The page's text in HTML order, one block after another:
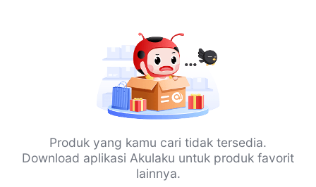
Produk yang kamu cari tidak tersedia.
Download aplikasi Akulaku untuk produk favorit
lainnya.